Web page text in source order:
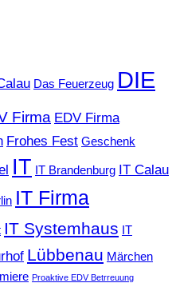
Das Feuerzeug DIE
Firma EDV Firma
Frohes Fest Geschenk
IT IT Brandenburg IT Calau
IT Firma
IT Systemhaus IT
Lübbenau Märchen
Proaktive EDV Betrreuung